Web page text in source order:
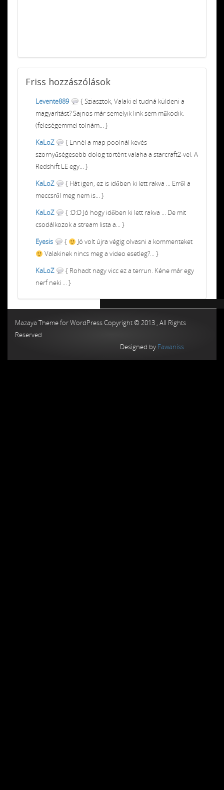
Friss hozzászólások
Levente889
{ Sziasztok, Valaki el tudná küldeni a
magyarítást? Sajnos már semelyik link sem működik.
(feleségemmel tolnám... }
KaLoZ
{ Ennél a map poolnál kevés
szörnyűségesebb dolog történt valaha a starcraft2-vel. A
Redshift LE egy... }
KaLoZ
{ Hát igen, ez is időben ki lett rakva ... Erről a
meccsről meg nem is... }
KaLoZ
{ :D:D Jó hogy időben ki lett rakva ... De mit
csodálkozok a stream lista a... }
Eyesis
{
Jó volt újra végig olvasni a kommenteket
Valakinek nincs meg a video esetleg?... }
KaLoZ
{ Rohadt nagy vicc ez a terrun. Kéne már egy
nerf neki ... }
Mazaya Theme for WordPress Copyright © 2013 , All Rights
Reserved
Designed by Fawaniss